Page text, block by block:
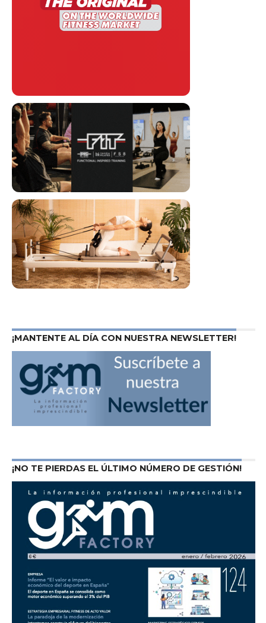
¡MANTENTE AL DÍA CON NUESTRA NEWSLETTER!
¡NO TE PIERDAS EL ÚLTIMO NÚMERO DE GESTIÓN!